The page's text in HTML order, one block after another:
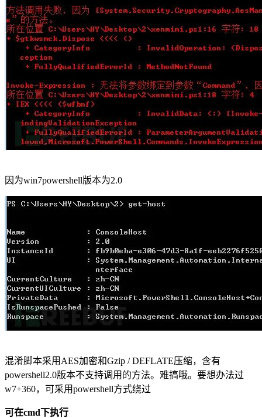
因为win7powershell版本为2.0
混淆脚本采用AES加密和Gzip / DEFLATE压缩，含有
powershell2.0版本不支持调用的方法。难搞哦。要想办法过
w7+360，可采用powershell方式绕过
可在cmd下执行